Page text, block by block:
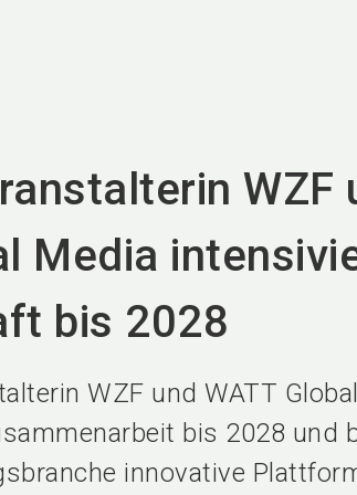
WZF
Media
bis 2028
WZF und WATT
bis 2028 und
innovative